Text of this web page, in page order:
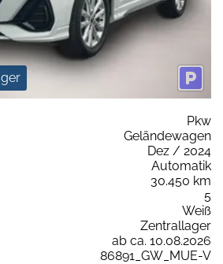
Pkw
Geländewagen
Dez / 2024
Automatik
30.450 km
5
Weiß
Zentrallager
ab ca. 10.08.2026
86891_GW_MUE-V